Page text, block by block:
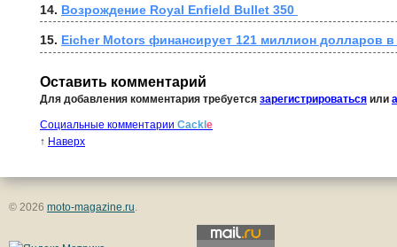
14. Возрождение Royal Enfield Bullet 350
15. Eicher Motors финансирует 121 миллион долларов
Оставить комментарий
Для добавления комментария требуется зарегистрироваться или
Социальные комментарии Cackl e
↑ Наверх
© 2026 moto-magazine.ru.